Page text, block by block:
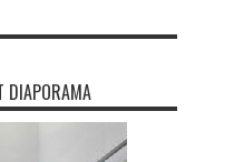
DIAPORAMA